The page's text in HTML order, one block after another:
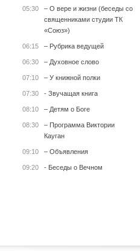
05:30
– О вере и жизни (беседы со
священниками студии ТК
«Союз»)
06:15 – Рубрика ведущей
06:30 – Духовное слово
07:10 – У книжной полки
07:30 - Звучащая книга
08:10 – Детям о Боге
08:30
– Программа Виктории
Кауган
09:10 – Объявления
09:20 - Беседы о Вечном